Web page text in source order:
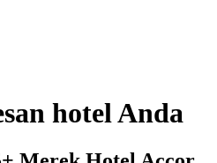
hotel Anda